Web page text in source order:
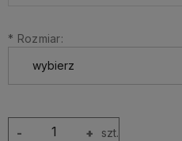
* Rozmiar:
+
- szt.